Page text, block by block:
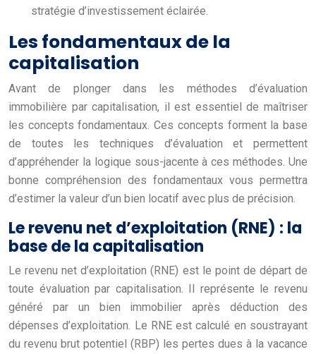
stratégie d’investissement éclairée.
Les fondamentaux de la
capitalisation
Avant de plonger dans les méthodes d’évaluation
immobilière par capitalisation, il est essentiel de maîtriser
les concepts fondamentaux. Ces concepts forment la base
de toutes les techniques d’évaluation et permettent
d’appréhender la logique sous-jacente à ces méthodes. Une
bonne compréhension des fondamentaux vous permettra
d’estimer la valeur d’un bien locatif avec plus de précision.
Le revenu net d’exploitation (RNE) : la
base de la capitalisation
Le revenu net d’exploitation (RNE) est le point de départ de
toute évaluation par capitalisation. Il représente le revenu
généré par un bien immobilier après déduction des
dépenses d’exploitation. Le RNE est calculé en soustrayant
du revenu brut potentiel (RBP) les pertes dues à la vacance